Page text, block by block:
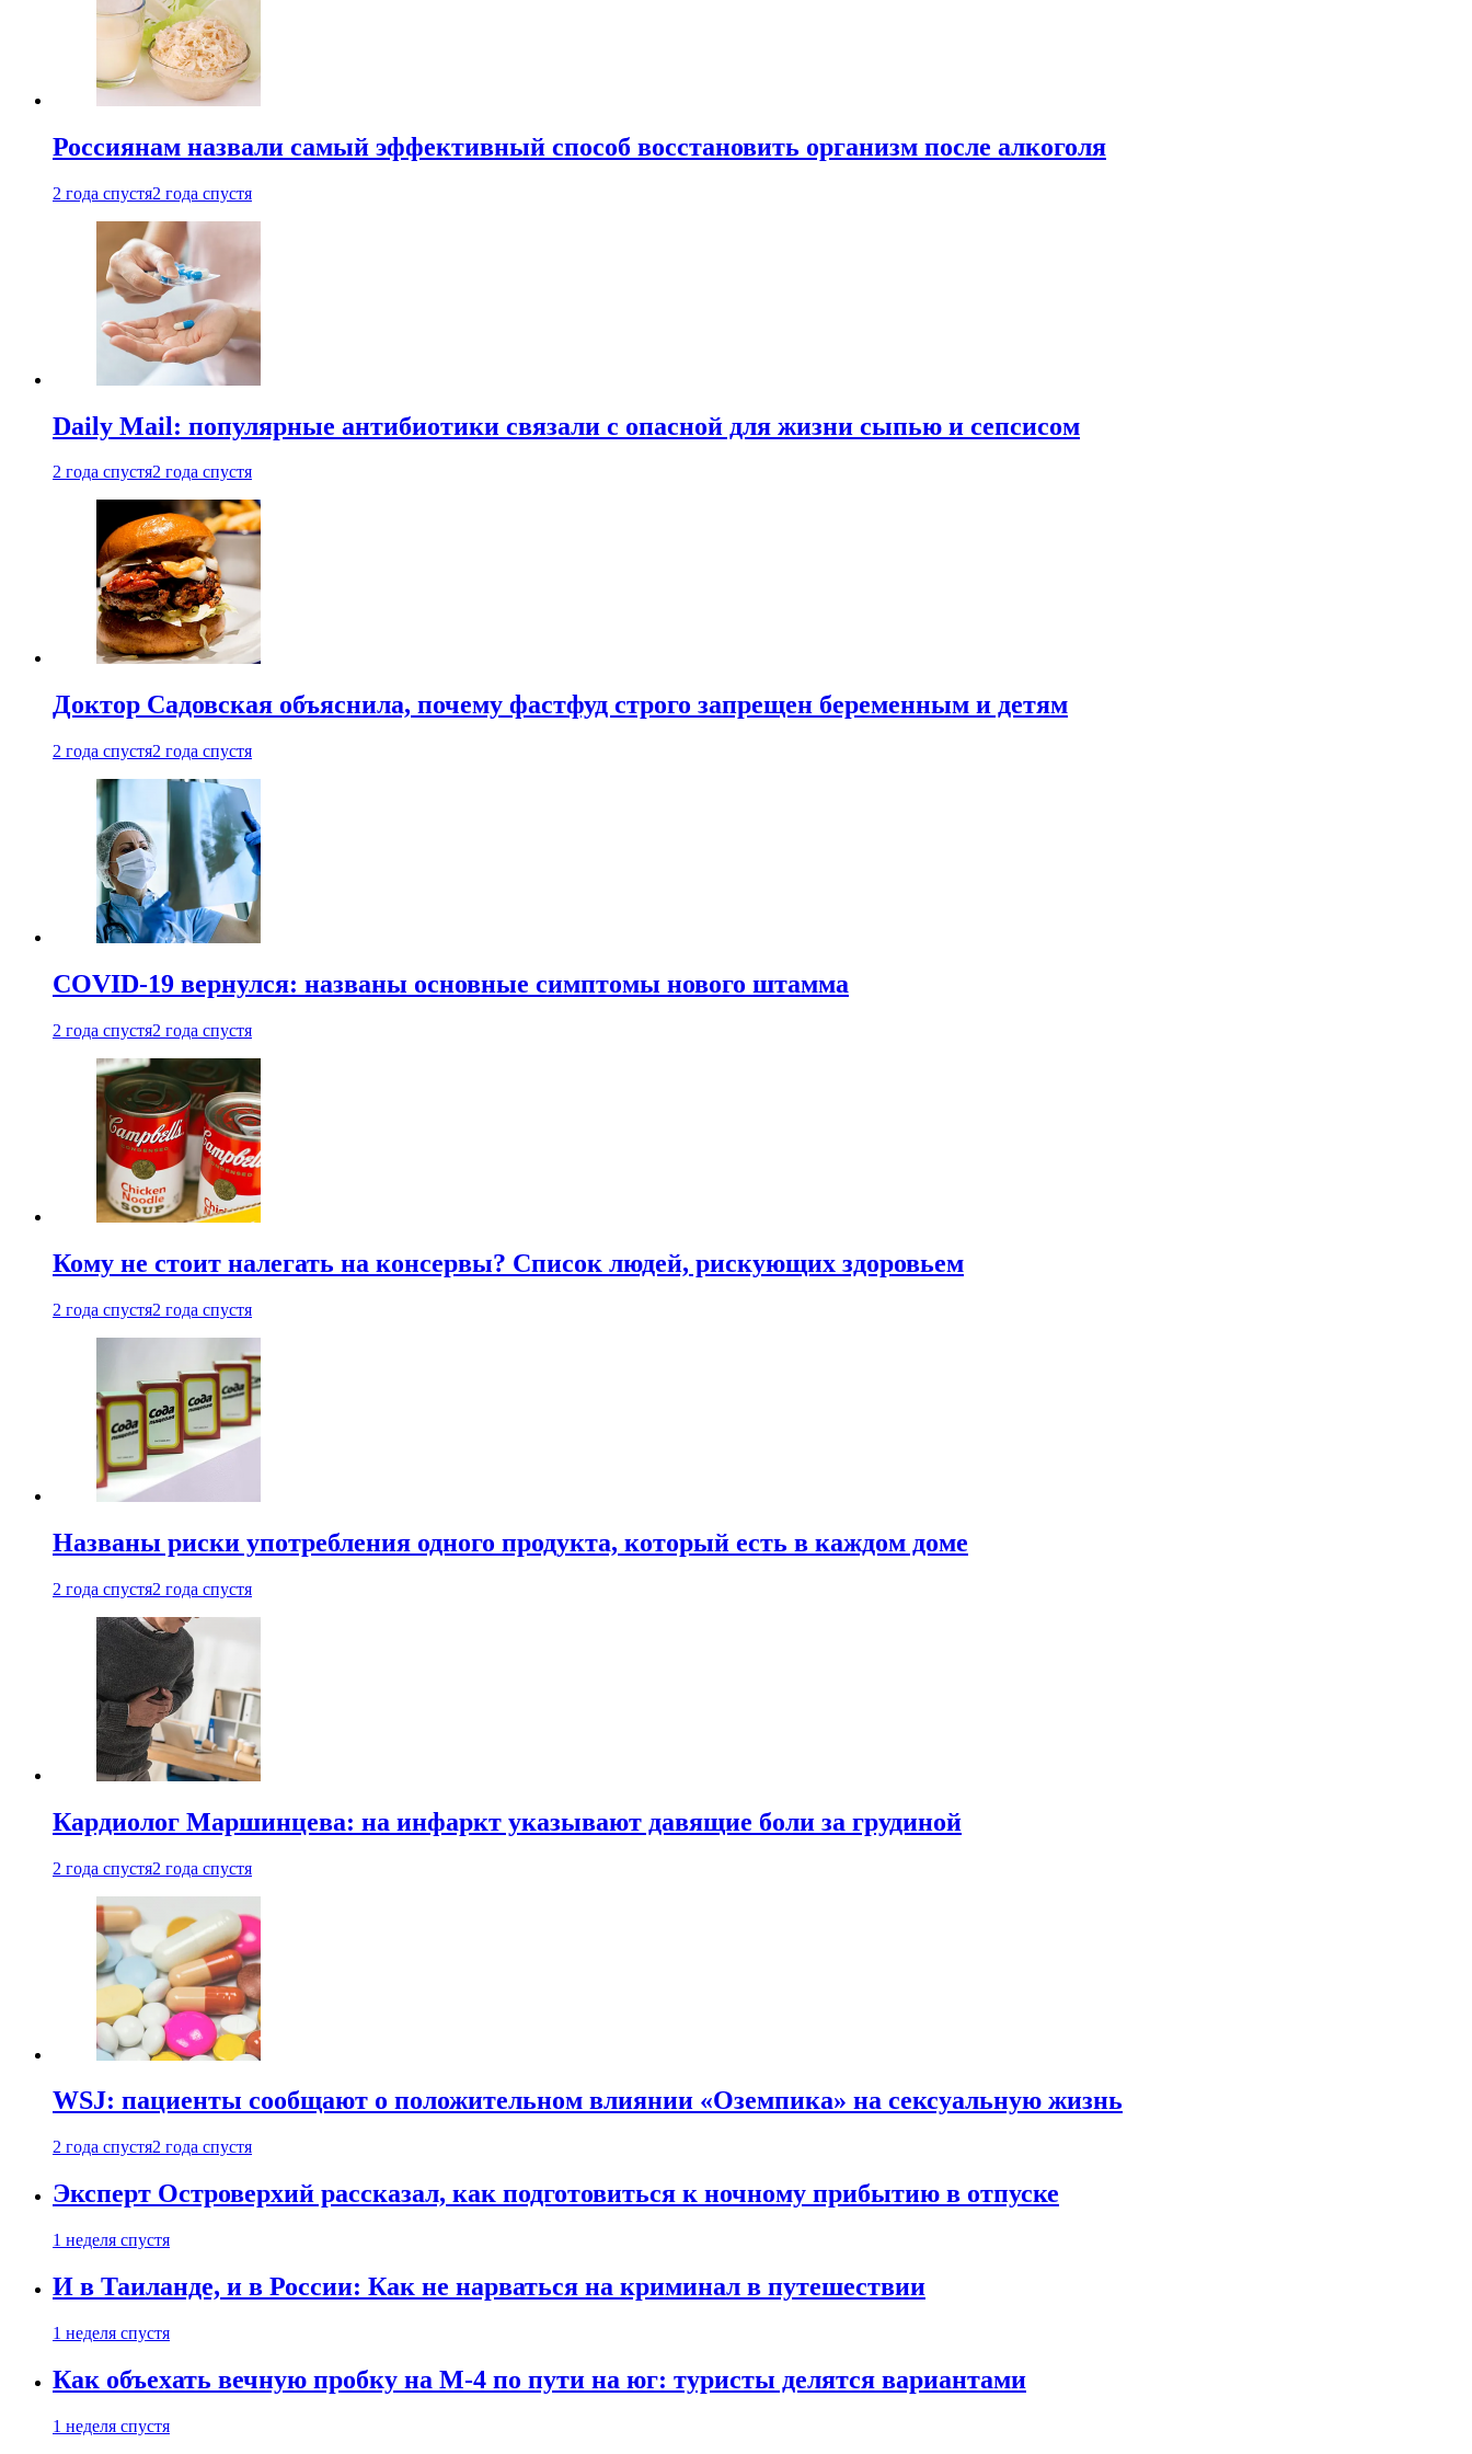
Россиянам назвали самый эффективный способ восстановить организм после алкоголя
2 года спустя2 года спустя
Daily Mail: популярные антибиотики связали с опасной для жизни сыпью и сепсисом
2 года спустя2 года спустя
Доктор Садовская объяснила, почему фастфуд строго запрещен беременным и детям
2 года спустя2 года спустя
COVID-19 вернулся: названы основные симптомы нового штамма
2 года спустя2 года спустя
Кому не стоит налегать на консервы? Список людей, рискующих здоровьем
2 года спустя2 года спустя
Названы риски употребления одного продукта, который есть в каждом доме
2 года спустя2 года спустя
Кардиолог Маршинцева: на инфаркт указывают давящие боли за грудиной
2 года спустя2 года спустя
WSJ: пациенты сообщают о положительном влиянии «Оземпика» на сексуальную жизнь
2 года спустя2 года спустя
Эксперт Островерхий рассказал, как подготовиться к ночному прибытию в отпуске
1 неделя спустя
И в Таиланде, и в России: Как не нарваться на криминал в путешествии
1 неделя спустя
Как объехать вечную пробку на М-4 по пути на юг: туристы делятся вариантами
1 неделя спустя